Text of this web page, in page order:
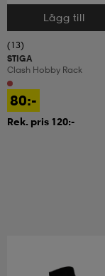
Välj storlek
Lägg till
(13)
STIGA
Clash Hobby Rack
80:-
Rek. pris 120:-